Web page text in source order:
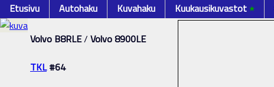
Etusivu Autohaku Kuvahaku Kuukausikuvastot٭
Volvo B8RLE/ Volvo 8900LE
TKL#64